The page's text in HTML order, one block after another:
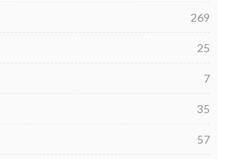
269
25
7
35
57